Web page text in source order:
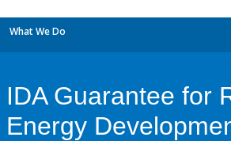
What We Do
IDA Guarantee for
Energy